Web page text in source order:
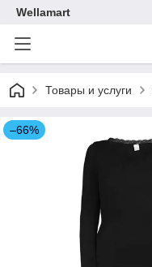
Wellamart
Товары и услуги
–66%